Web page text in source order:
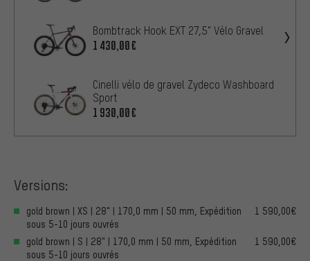
Bombtrack Hook EXT 27,5" Vélo Gravel
1 430,00€
Cinelli vélo de gravel Zydeco Washboard
Sport
1 930,00€
Versions:
gold brown | XS | 28" | 170,0 mm | 50 mm, Expédition
sous 5-10 jours ouvrés
1 590,00€
gold brown | S | 28" | 170,0 mm | 50 mm, Expédition
sous 5-10 jours ouvrés
1 590,00€